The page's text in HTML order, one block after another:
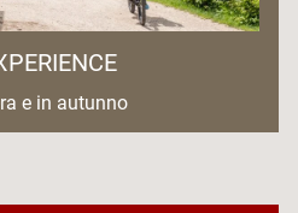
e in autunno